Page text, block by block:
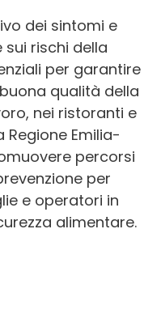
dei sintomi e
rischi della
per garantire
qualità della
nei ristoranti e
Regione Emilia-
percorsi
per
e operatori in
alimentare.